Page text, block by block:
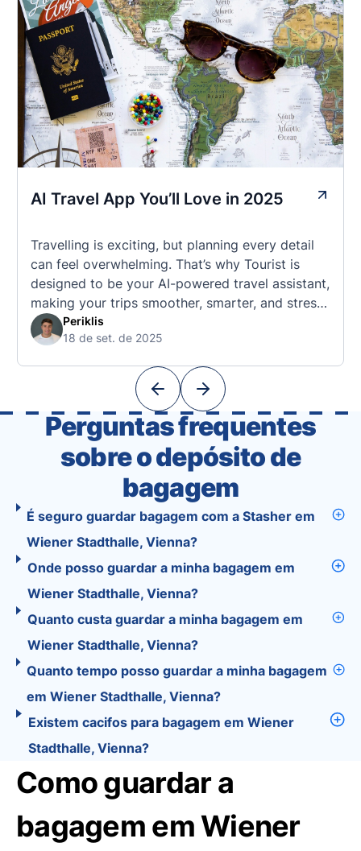
AI Travel App You’ll Love in 2025
Travelling is exciting, but planning every detail
can feel overwhelming. That’s why Tourist is
designed to be your AI-powered travel assistant,
making your trips smoother, smarter, and stress-
free. 🧭 What Makes the Tourist App Unique?
Unlike standard travel apps, Tourist combines
With Tourist, your trip planning becomes as
Periklis
18 de set. de 2025
Perguntas frequentes
sobre o depósito de
bagagem
É seguro guardar bagagem com a Stasher em
Wiener Stadthalle, Vienna?
Onde posso guardar a minha bagagem em
Wiener Stadthalle, Vienna?
Quanto custa guardar a minha bagagem em
Wiener Stadthalle, Vienna?
Quanto tempo posso guardar a minha bagagem
em Wiener Stadthalle, Vienna?
Existem cacifos para bagagem em Wiener
Stadthalle, Vienna?
Como guardar a
bagagem em Wiener